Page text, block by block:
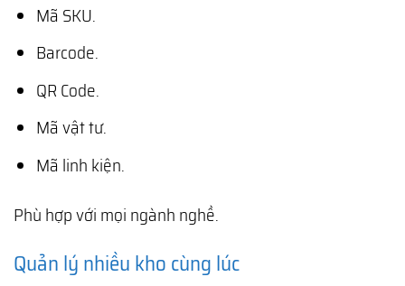
Mã SKU.
Barcode.
QR Code.
Mã vật tư.
Mã linh kiện.
Phù hợp với mọi ngành nghề.
Quản lý nhiều kho cùng lúc